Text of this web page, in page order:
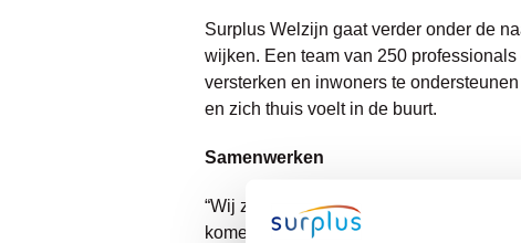
Surplus Welzijn gaat verder onder de
wijken. Een team van 250
versterken en inwoners te
en zich thuis voelt in de buurt.
Samenwerken
“Wij zijn er voor alle inwoners van 0 tot
komende jaren zetten wij ons nog